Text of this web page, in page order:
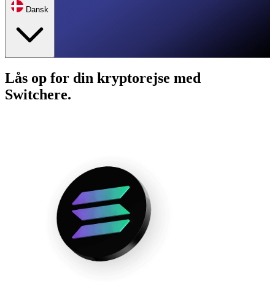
Dansk
Lås op for din kryptorejse med
Switchere.